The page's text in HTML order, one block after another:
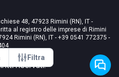
Filtra
48, 47923 Rimini (RN), IT -
al registro delle imprese di Rimini
Rimini (RN), IT - +39 0541 772375 -
riservati.